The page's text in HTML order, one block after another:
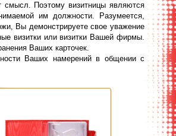
смысл. Поэтому визитницы являются
им должности. Разумеется,
Вы демонстрируете свое уважение
визитки или визитки Вашей фирмы.
Ваших карточек.
Ваших намерений в общении с